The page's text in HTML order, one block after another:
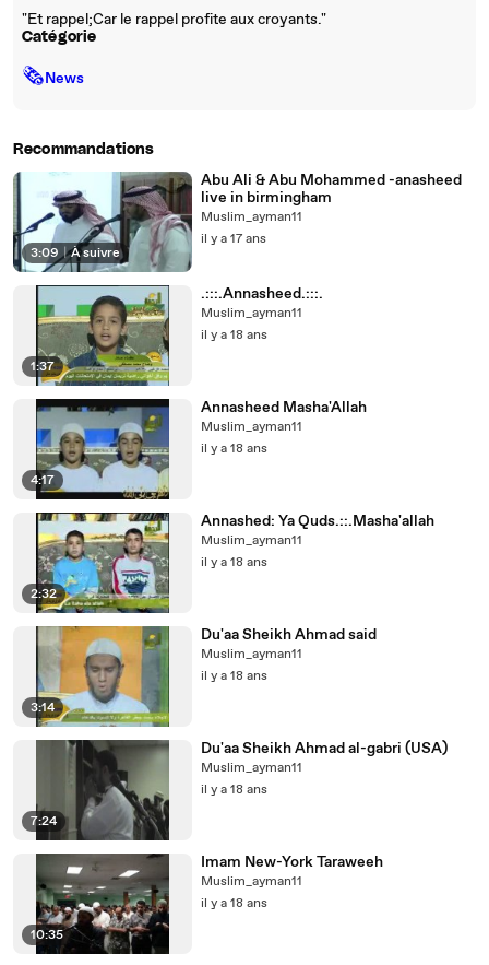
"Et rappel;Car le rappel profite aux croyants."
Catégorie
🗞News
Recommandations
3:09 | À suivre
Abu Ali & Abu Mohammed -anasheed
live in birmingham
Muslim_ayman11
il y a 17 ans
1:37
.:::.Annasheed.:::.
Muslim_ayman11
il y a 18 ans
4:17
Annasheed Masha'Allah
Muslim_ayman11
il y a 18 ans
2:32
Annashed: Ya Quds.::.Masha'allah
Muslim_ayman11
il y a 18 ans
3:14
Du'aa Sheikh Ahmad said
Muslim_ayman11
il y a 18 ans
7:24
Du'aa Sheikh Ahmad al-gabri (USA)
Muslim_ayman11
il y a 18 ans
10:35
Imam New-York Taraweeh
Muslim_ayman11
il y a 18 ans